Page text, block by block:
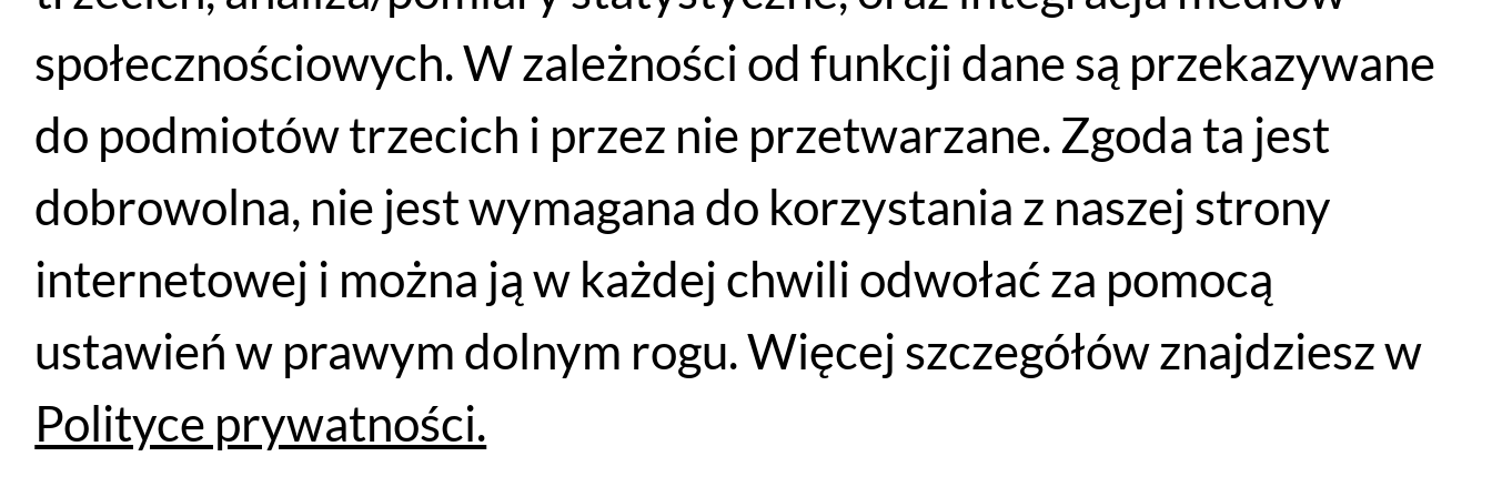
terenie.
Podobne produkty
WYPRZEDAŻ
społecznościowych. W zależności od funkcji dane są przekazywane
do podmiotów trzecich i przez nie przetwarzane. Zgoda ta jest
dobrowolna, nie jest wymagana do korzystania z naszej strony
internetowej i można ją w każdej chwili odwołać za pomocą
ustawień w prawym dolnym rogu. Więcej szczegółów znajdziesz w
Polityce prywatności.